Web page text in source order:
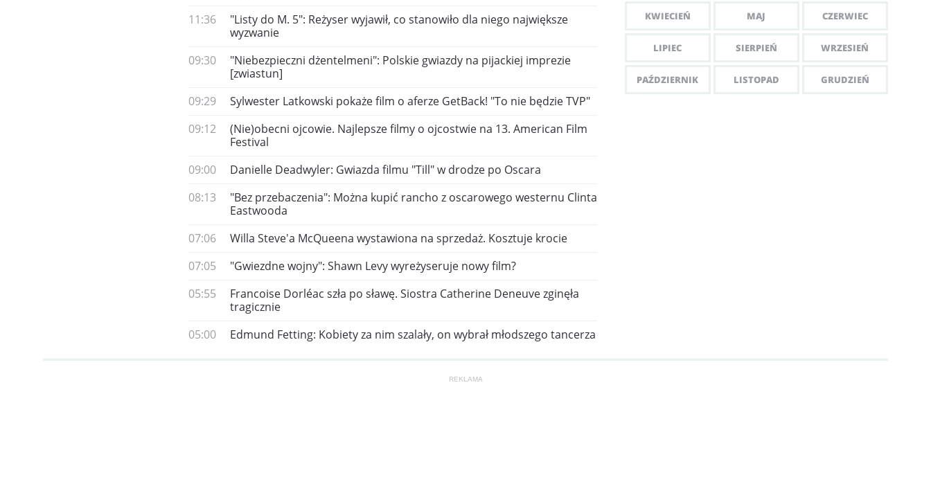
11:36
"Listy do M. 5": Reżyser wyjawił, co stanowiło dla niego największe
wyzwanie
09:30
"Niebezpieczni dżentelmeni": Polskie gwiazdy na pijackiej imprezie
[zwiastun]
09:29
Sylwester Latkowski pokaże film o aferze GetBack! "To nie będzie TVP"
09:12
(Nie)obecni ojcowie. Najlepsze filmy o ojcostwie na 13. American Film
Festival
09:00
Danielle Deadwyler: Gwiazda filmu "Till" w drodze po Oscara
08:13
"Bez przebaczenia": Można kupić rancho z oscarowego westernu Clinta
Eastwooda
07:06
Willa Steve'a McQueena wystawiona na sprzedaż. Kosztuje krocie
07:05
"Gwiezdne wojny": Shawn Levy wyreżyseruje nowy film?
05:55
Francoise Dorléac szła po sławę. Siostra Catherine Deneuve zginęła
tragicznie
05:00
Edmund Fetting: Kobiety za nim szalały, on wybrał młodszego tancerza
KWIECIEŃ MAJ CZERWIEC
LIPIEC SIERPIEŃ WRZESIEŃ
PAŹDZIERNIK LISTOPAD GRUDZIEŃ
REKLAMA